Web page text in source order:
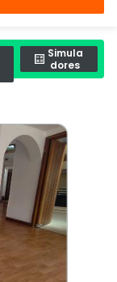
Simula
dores